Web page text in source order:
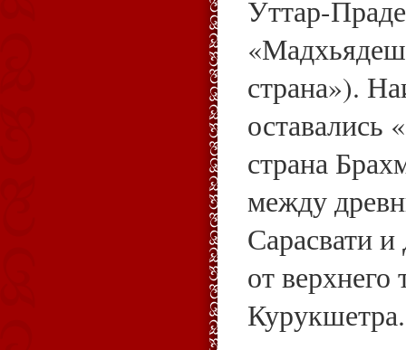
Уттар-
страна»).
оставались
страна
между
Сарасвати
от
Курукшетра.